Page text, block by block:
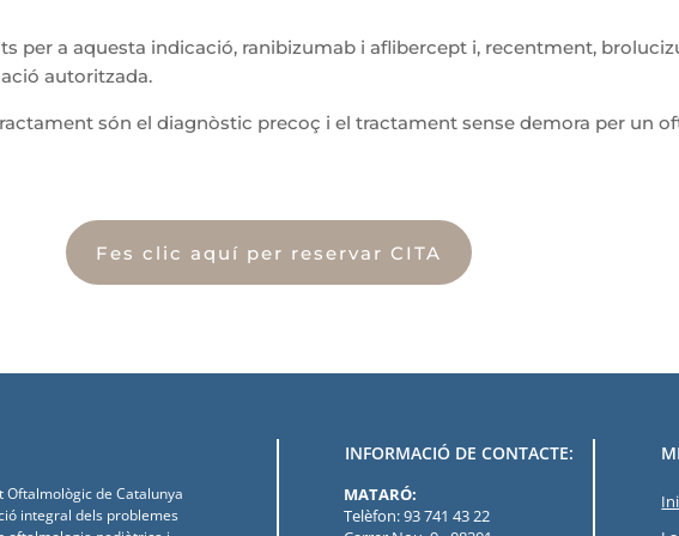
per a aquesta indicació, ranibizumab i aflibercept i, recentment,
autoritzada.
són el diagnòstic precoç i el tractament sense demora per un
Fes clic aquí per reservar CITA
Oftalmològic de Catalunya
integral dels problemes
INFORMACIÓ DE CONTACTE:
MATARÓ:
Telèfon: 93 741 43 22